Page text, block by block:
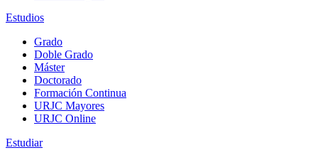
Estudios
Grado
Doble Grado
Máster
Doctorado
Formación Continua
URJC Mayores
URJC Online
Estudiar